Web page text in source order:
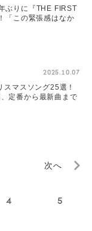
ぶりに『THE FIRST
「この緊張感はなか
2025.10.07
スマスソング25選！
定番から最新曲まで
次へ
4 5